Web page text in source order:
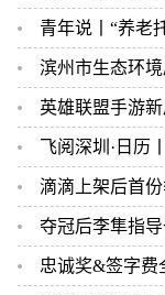
青年说丨“养老
滨州市生态环境局阳
英雄联盟手游
飞阅深圳·日历
滴滴上架后首
夺冠后李隼指导一
忠诚奖&签字费全